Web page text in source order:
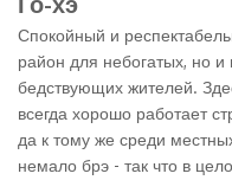
Спокойный и
район для небогатых, но и
бедствующих жителей.
всегда хорошо работает
да к тому же среди
немало брэ - так что в